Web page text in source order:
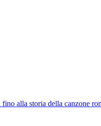
alla storia della canzone